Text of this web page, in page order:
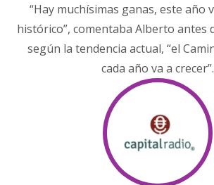
“Hay muchísimas ganas, este año
histórico”, comentaba Alberto antes
según la tendencia actual, “el
cada año va a crecer”.